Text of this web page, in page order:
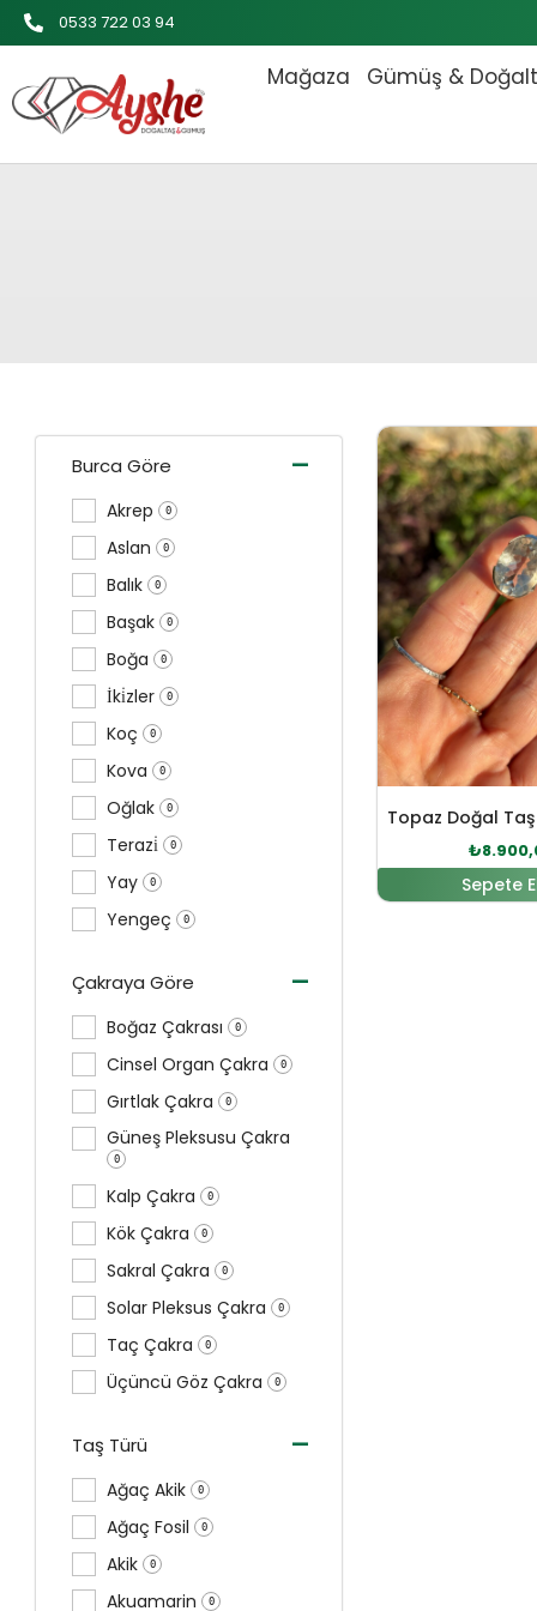
İçeriğe
atla
0533 722 03 94
Mağaza Gümüş &
Burca Göre -
Akrep 0
Aslan 0
Balık 0
Başak 0
Boğa 0
İki̇zler 0
Koç 0
Kova 0
Oğlak 0
Terazi̇ 0
Yay 0
Yengeç 0
Çakraya Göre -
Boğaz Çakrası 0
Cinsel Organ Çakra 0
Gırtlak Çakra 0
Güneş Pleksusu Çakra
0
Kalp Çakra 0
Kök Çakra 0
Sakral Çakra 0
Solar Pleksus Çakra 0
Taç Çakra 0
Üçüncü Göz Çakra 0
Taş Türü -
Ağaç Akik 0
Ağaç Fosil 0
Akik 0
Akuamarin 0
Orijinal
₺
Sepete